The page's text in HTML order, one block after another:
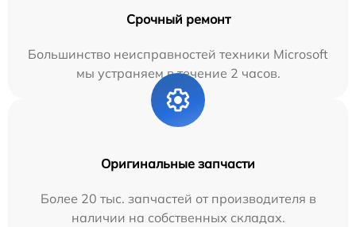
Срочный ремонт
Большинство неисправностей техники Microsoft
мы устраняем в течение 2 часов.
Оригинальные запчасти
Более 20 тыс. запчастей от производителя в
наличии на собственных складах.